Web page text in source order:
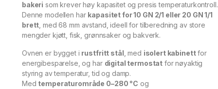
bakeri som krever høy kapasitet og presis temperaturkontroll.
Denne modellen har kapasitet for 10 GN 2/1 eller 20 GN 1/1
brett , med 68 mm avstand, ideell for tilberedning av store
mengder kjøtt, fisk, grønnsaker og bakverk.
Ovnen er bygget i rustfritt stål , med isolert kabinettfor
energibesparelse, og har digital termostat for nøyaktig
styring av temperatur, tid og damp.
Med temperaturområde 0–280 °C og